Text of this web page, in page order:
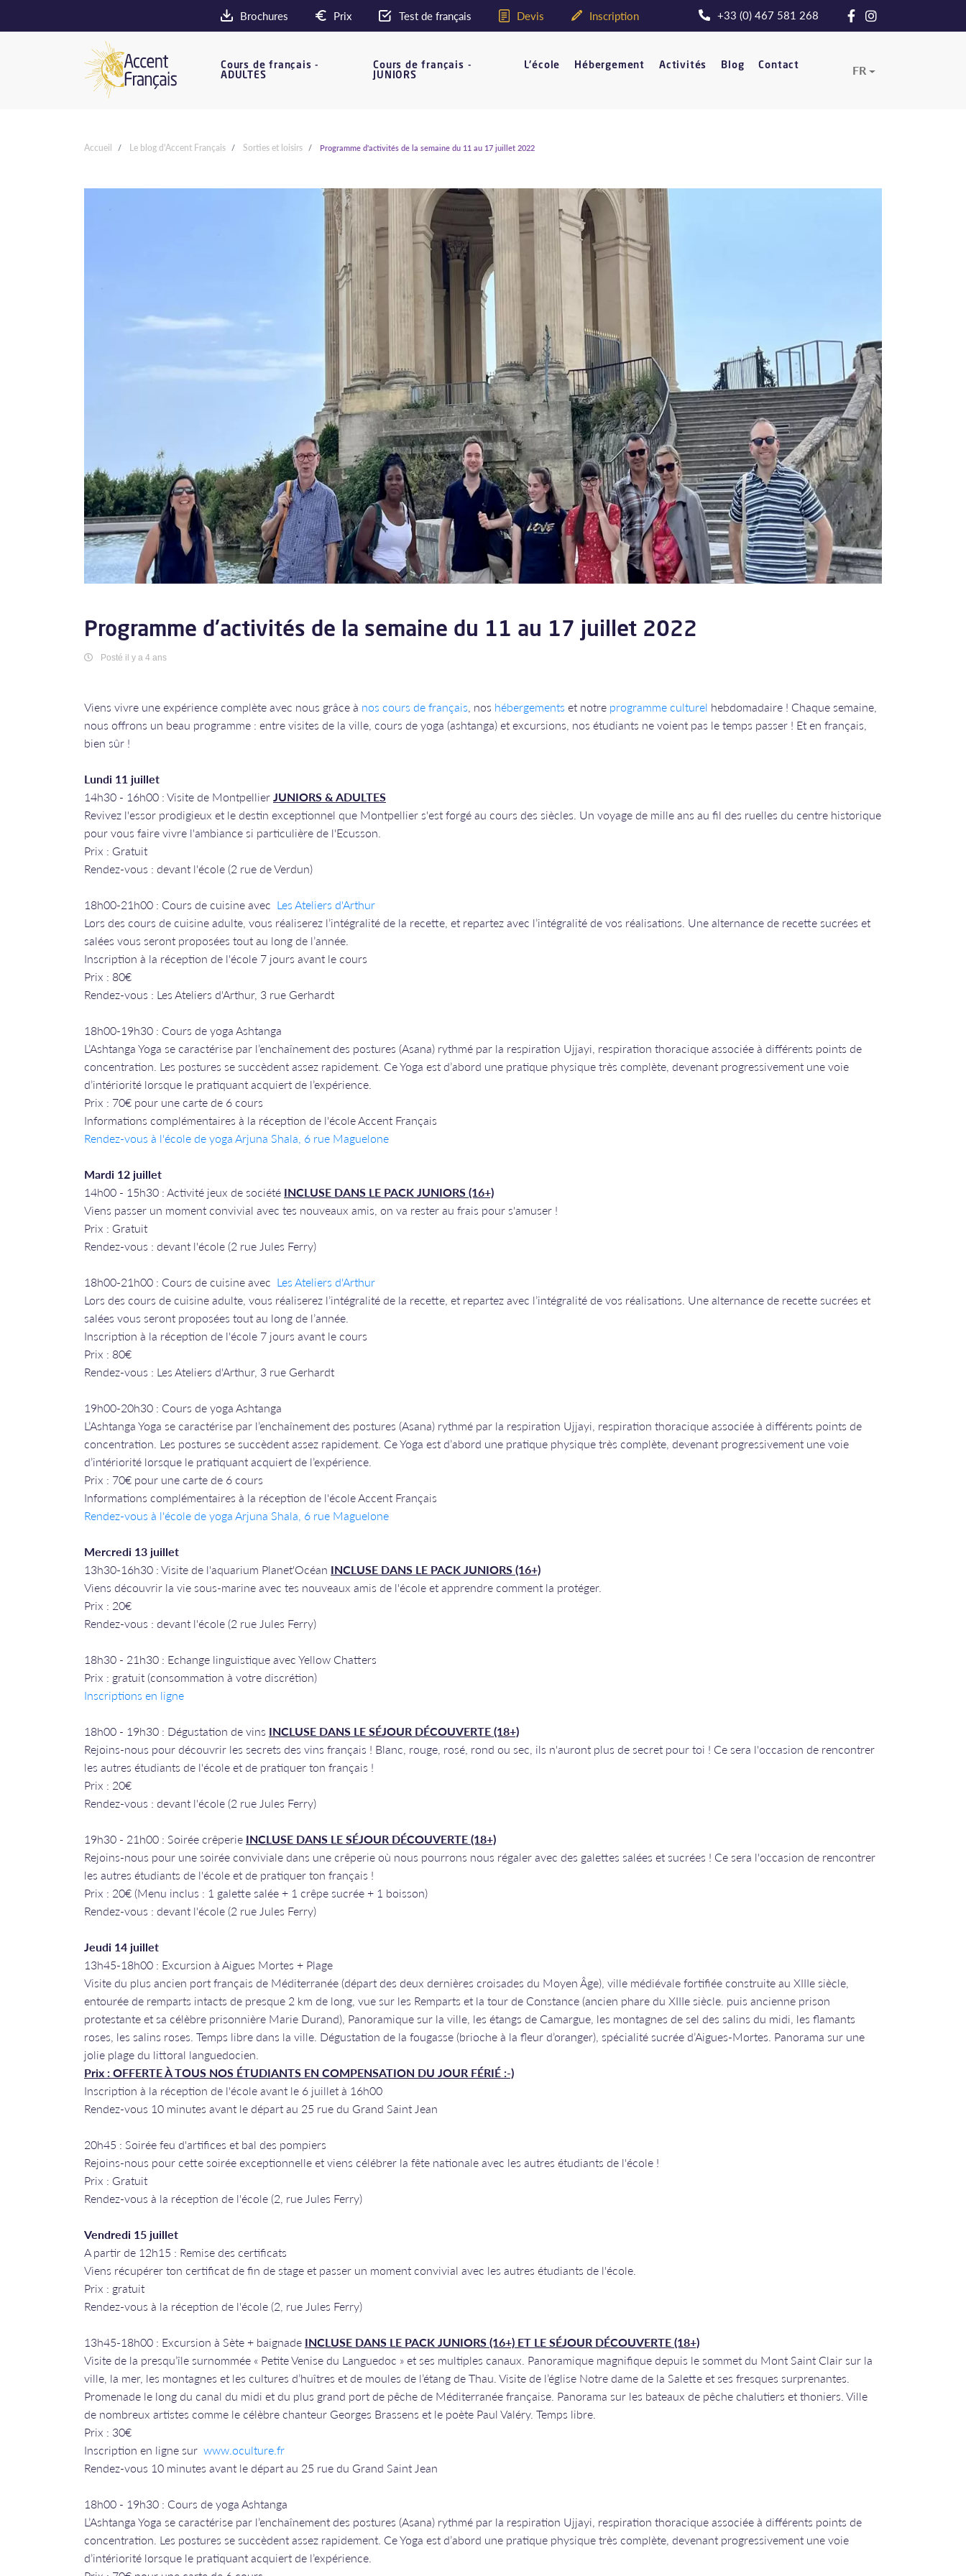
Brochures Prix Test de français Devis Inscription +33 (0) 467 581 268
Cours de français -
ADULTES
Cours de français -
JUNIORS
L'école Hébergement Activités Blog Contact FR
Accueil Le blog d'Accent Français Sorties et loisirs Programme d'activités de la semaine du 11 au 17 juillet 2022
Programme d'activités de la semaine du 11 au 17 juillet 2022
Posté il y a 4 ans
Viens vivre une expérience complète avec nous grâce à nos cours de français, nos hébergements et notre programme culturel hebdomadaire ! Chaque semaine,
nous offrons un beau programme : entre visites de la ville, cours de yoga (ashtanga) et excursions, nos étudiants ne voient pas le temps passer ! Et en français,
bien sûr !
Lundi 11 juillet
14h30 - 16h00 : Visite de MontpellierJUNIORS & ADULTES
Revivez l'essor prodigieux et le destin exceptionnel que Montpellier s'est forgé au cours des siècles. Un voyage de mille ans au fil des ruelles du centre historique
pour vous faire vivre l'ambiance si particulière de l'Ecusson.
Prix : Gratuit
Rendez-vous : devant l'école (2 rue de Verdun)
18h00-21h00 : Cours de cuisine avec Les Ateliers d'Arthur
Lors des cours de cuisine adulte, vous réaliserez l’intégralité de la recette, et repartez avec l’intégralité de vos réalisations. Une alternance de recette sucrées et
salées vous seront proposées tout au long de l’année.
Inscription à la réception de l'école 7 jours avant le cours
Prix : 80€
Rendez-vous : Les Ateliers d'Arthur, 3 rue Gerhardt
​​​​​​​18h00-19h30 : Cours de yoga Ashtanga
L’Ashtanga Yoga se caractérise par l’enchaînement des postures (Asana) rythmé par la respiration Ujjayi, respiration thoracique associée à différents points de
concentration. Les postures se succèdent assez rapidement. Ce Yoga est d’abord une pratique physique très complète, devenant progressivement une voie
d’intériorité lorsque le pratiquant acquiert de l’expérience.
Prix : 70€ pour une carte de 6 cours
Informations complémentaires à la réception de l'école Accent Français
Rendez-vous à l'école de yoga Arjuna Shala, 6 rue Maguelone
Mardi 12 juillet
14h00 - 15h30 : Activité jeux de société INCLUSE DANS LE PACK JUNIORS (16+)
Viens passer un moment convivial avec tes nouveaux amis, on va rester au frais pour s'amuser !
Prix : Gratuit
Rendez-vous : devant l'école (2 rue Jules Ferry)
18h00-21h00 : Cours de cuisine avec Les Ateliers d'Arthur
Lors des cours de cuisine adulte, vous réaliserez l’intégralité de la recette, et repartez avec l’intégralité de vos réalisations. Une alternance de recette sucrées et
salées vous seront proposées tout au long de l’année.
Inscription à la réception de l'école 7 jours avant le cours
Prix : 80€
Rendez-vous : Les Ateliers d'Arthur, 3 rue Gerhardt
​​​​​​​19h00-20h30 : Cours de yoga Ashtanga
L’Ashtanga Yoga se caractérise par l’enchaînement des postures (Asana) rythmé par la respiration Ujjayi, respiration thoracique associée à différents points de
concentration. Les postures se succèdent assez rapidement. Ce Yoga est d’abord une pratique physique très complète, devenant progressivement une voie
d’intériorité lorsque le pratiquant acquiert de l’expérience.
Prix : 70€ pour une carte de 6 cours
Informations complémentaires à la réception de l'école Accent Français
Rendez-vous à l'école de yoga Arjuna Shala, 6 rue Maguelone
Mercredi 13 juillet
13h30-16h30 : Visite de l'aquarium Planet'Océan INCLUSE DANS LE PACK JUNIORS (16+)
Viens découvrir la vie sous-marine avec tes nouveaux amis de l'école et apprendre comment la protéger.
Prix : 20€
Rendez-vous : devant l'école (2 rue Jules Ferry)
18h30 - 21h30 : Echange linguistique avec Yellow Chatters
Prix : gratuit (consommation à votre discrétion)
Inscriptions en ligne
18h00 - 19h30 : Dégustation de vins INCLUSE DANS LE SÉJOUR DÉCOUVERTE (18+)
Rejoins-nous pour découvrir les secrets des vins français ! Blanc, rouge, rosé, rond ou sec, ils n'auront plus de secret pour toi ! Ce sera l'occasion de rencontrer
les autres étudiants de l'école et de pratiquer ton français !
Prix : 20€
Rendez-vous : devant l'école (2 rue Jules Ferry)
19h30 - 21h00 : Soirée crêperie INCLUSE DANS LE SÉJOUR DÉCOUVERTE (18+)
Rejoins-nous pour une soirée conviviale dans une crêperie où nous pourrons nous régaler avec des galettes salées et sucrées ! Ce sera l'occasion de rencontrer
les autres étudiants de l'école et de pratiquer ton français !
Prix : 20€ (Menu inclus : 1 galette salée + 1 crêpe sucrée + 1 boisson)
Rendez-vous : devant l'école (2 rue Jules Ferry)
Jeudi 14 juillet
13h45-18h00 : Excursion à Aigues Mortes + Plage
Visite du plus ancien port français de Méditerranée (départ des deux dernières croisades du Moyen Âge), ville médiévale fortifiée construite au XIIIe siècle,
entourée de remparts intacts de presque 2 km de long, vue sur les Remparts et la tour de Constance (ancien phare du XIIIe siècle. puis ancienne prison
protestante et sa célèbre prisonnière Marie Durand), Panoramique sur la ville, les étangs de Camargue, les montagnes de sel des salins du midi, les flamants
roses, les salins roses. Temps libre dans la ville. Dégustation de la fougasse (brioche à la fleur d’oranger), spécialité sucrée d’Aigues-Mortes. Panorama sur une
jolie plage du littoral languedocien.
​​​​​​​Prix : OFFERTE À TOUS NOS ÉTUDIANTS EN COMPENSATION DU JOUR FÉRIÉ :-)
​​​​​​​Inscription à la réception de l'école avant le 6 juillet à 16h00
Rendez-vous 10 minutes avant le départ au 25 rue du Grand Saint Jean
20h45 : Soirée feu d'artifices et bal des pompiers
Rejoins-nous pour cette soirée exceptionnelle et viens célébrer la fête nationale avec les autres étudiants de l'école !
Prix : Gratuit
Rendez-vous à la réception de l'école (2, rue Jules Ferry)
Vendredi 15 juillet
A partir de 12h15 : Remise des certificats
Viens récupérer ton certificat de fin de stage et passer un moment convivial avec les autres étudiants de l'école.
Prix : gratuit
Rendez-vous à la réception de l'école (2, rue Jules Ferry)
13h45-18h00 : Excursion à Sète + baignade INCLUSE DANS LE PACK JUNIORS (16+) ET LE SÉJOUR DÉCOUVERTE (18+)
Visite de la presqu’île surnommée « Petite Venise du Languedoc » et ses multiples canaux. Panoramique magnifique depuis le sommet du Mont Saint Clair sur la
ville, la mer, les montagnes et les cultures d’huîtres et de moules de l’étang de Thau. Visite de l’église Notre dame de la Salette et ses fresques surprenantes.
Promenade le long du canal du midi et du plus grand port de pêche de Méditerranée française. Panorama sur les bateaux de pêche chalutiers et thoniers. Ville
de nombreux artistes comme le célèbre chanteur Georges Brassens et le poète Paul Valéry. Temps libre.
​​​​​​​Prix : 30€
​​​​​​​Inscription en ligne sur www.oculture.fr
Rendez-vous 10 minutes avant le départ au 25 rue du Grand Saint Jean​​​​​​​
​​​​​​​18h00 - 19h30 : Cours de yoga Ashtanga
L’Ashtanga Yoga se caractérise par l’enchaînement des postures (Asana) rythmé par la respiration Ujjayi, respiration thoracique associée à différents points de
concentration. Les postures se succèdent assez rapidement. Ce Yoga est d’abord une pratique physique très complète, devenant progressivement une voie
d’intériorité lorsque le pratiquant acquiert de l’expérience.